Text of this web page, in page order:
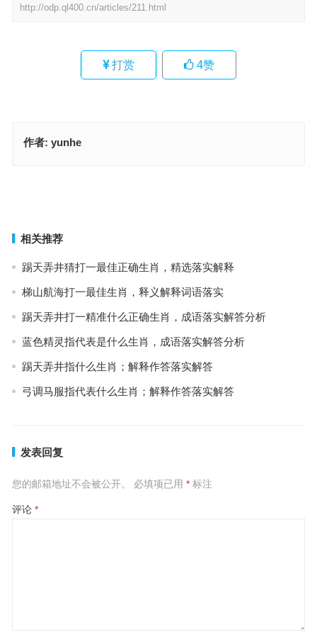
http://odp.ql400.cn/articles/211.html
打赏 4赞
作者: yunhe
相关推荐
踢天弄井猜打一最佳正确生肖，精选落实解释
梯山航海打一最佳生肖，释义解释词语落实
踢天弄井打一精准什么正确生肖，成语落实解答分析
蓝色精灵指代表是什么生肖，成语落实解答分析
踢天弄井指什么生肖；解释作答落实解答
弓调马服指代表什么生肖；解释作答落实解答
发表回复
您的邮箱地址不会被公开。 必填项已用 *标注
评论 *